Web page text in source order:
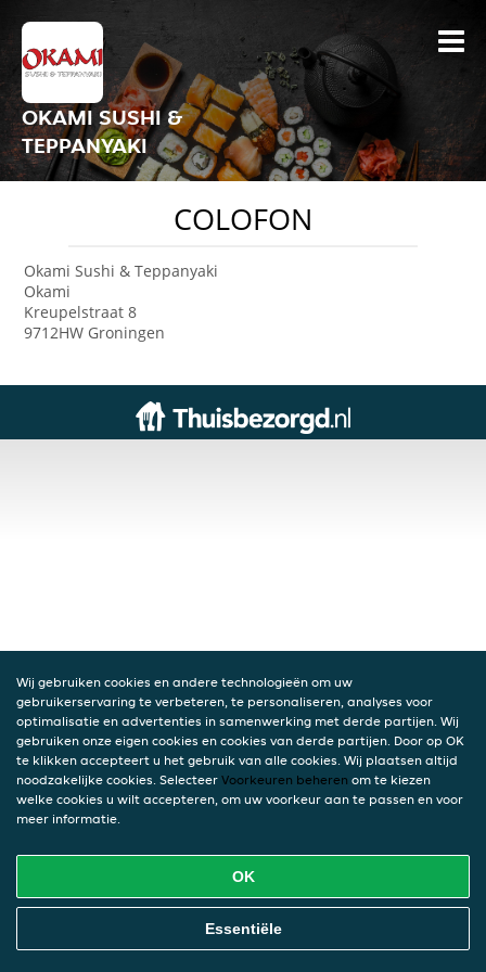
OKAMI SUSHI &
TEPPANYAKI
COLOFON
Okami Sushi & Teppanyaki
Okami
Kreupelstraat 8
9712HW Groningen
Wij gebruiken cookies en andere technologieën om uw
gebruikerservaring te verbeteren, te personaliseren, analyses voor
optimalisatie en advertenties in samenwerking met derde partijen. Wij
gebruiken onze eigen cookies en cookies van derde partijen. Door op OK
te klikken accepteert u het gebruik van alle cookies. Wij plaatsen altijd
noodzakelijke cookies. Selecteer Voorkeuren beheren om te kiezen
welke cookies u wilt accepteren, om uw voorkeur aan te passen en voor
meer informatie.
OK
Essentiële